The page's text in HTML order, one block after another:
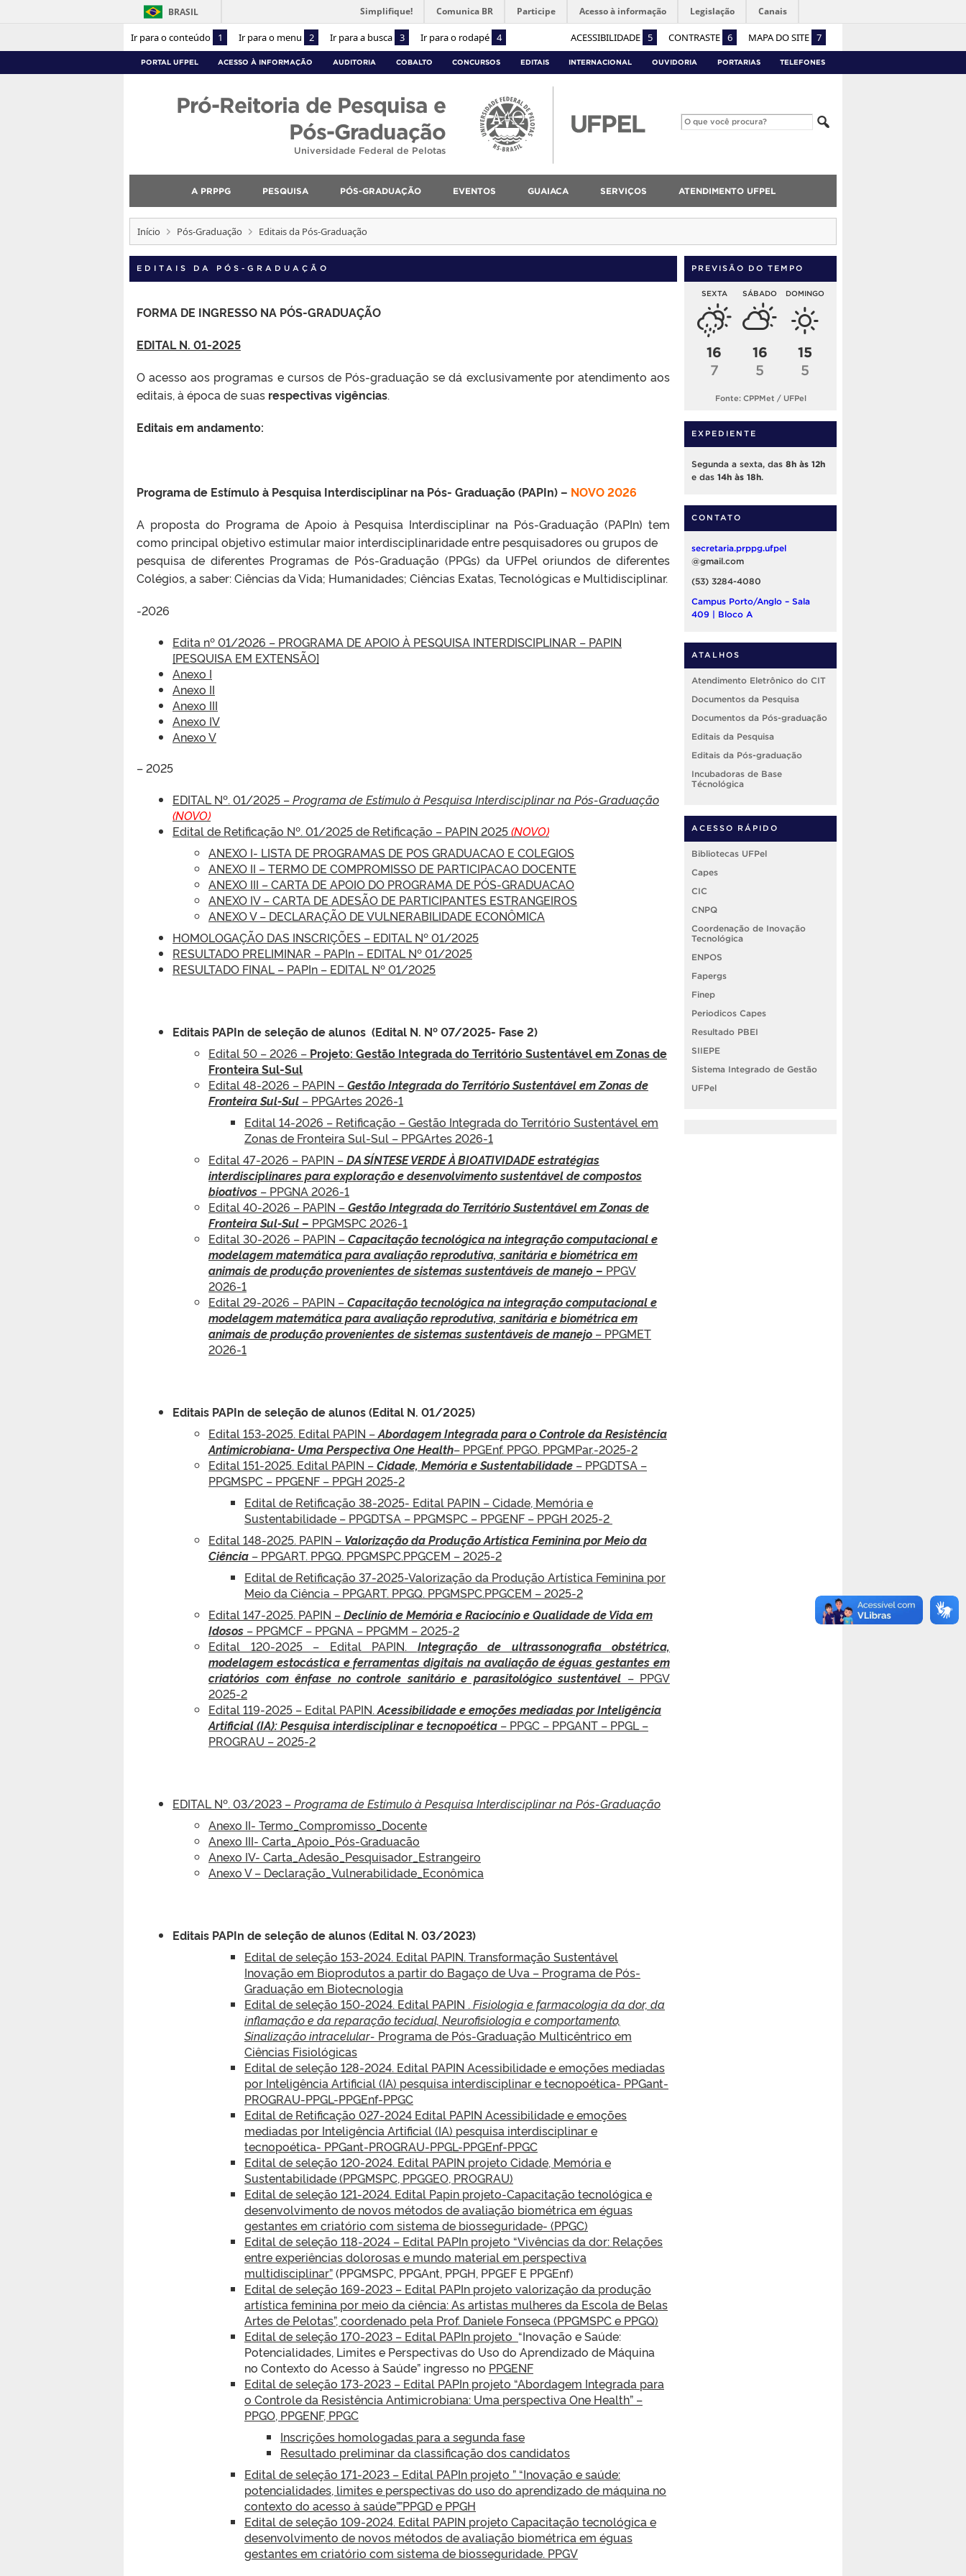
Ir para o conteúdo 1 Ir para o menu 2 Ir para a busca 3 Ir para o rodapé 4 ACESSIBILIDADE 5 CONTRASTE 6 MAPA DO SITE 7
BRASIL Simplifique! Comunica BR Participe Acesso à informação Legislação Canais
PORTAL UFPEL ACESSO À INFORMAÇÃO AUDITORIA COBALTO CONCURSOS EDITAIS INTERNACIONAL OUVIDORIA PORTARIAS TELEFONES
Pró-Reitoria de Pesquisa e
Pós-Graduação
Universidade Federal de Pelotas
A PRPPG PESQUISA PÓS-GRADUAÇÃO EVENTOS GUAIACA SERVIÇOS ATENDIMENTO UFPEL
Início Pós-Graduação Editais da Pós-Graduação
EDITAIS DA PÓS-GRADUAÇÃO
FORMA DE INGRESSO NA PÓS-GRADUAÇÃO
EDITAL N. 01-2025
O acesso aos programas e cursos de Pós-graduação se dá exclusivamente por atendimento aos
editais, à época de suas respectivas vigências.
Editais em andamento:
Programa de Estímulo à Pesquisa Interdisciplinar na Pós- Graduação (PAPIn) – NOVO 2026
A proposta do Programa de Apoio à Pesquisa Interdisciplinar na Pós-Graduação (PAPIn) tem
como principal objetivo estimular maior interdisciplinaridade entre pesquisadores ou grupos de
pesquisa de diferentes Programas de Pós-Graduação (PPGs) da UFPel oriundos de diferentes
Colégios, a saber: Ciências da Vida; Humanidades; Ciências Exatas, Tecnológicas e Multidisciplinar.
-2026
Edita nº 01/2026 – PROGRAMA DE APOIO À PESQUISA INTERDISCIPLINAR – PAPIN
[PESQUISA EM EXTENSÃO]
Anexo I
Anexo II
Anexo III
Anexo IV
Anexo V
– 2025
EDITAL Nº. 01/2025 –Programa de Estímulo à Pesquisa Interdisciplinar na Pós-Graduação
(NOVO)
Edital de Retificação Nº. 01/2025 de Retificação – PAPIN 2025(NOVO)
ANEXO I- LISTA DE PROGRAMAS DE POS GRADUACAO E COLEGIOS
ANEXO II – TERMO DE COMPROMISSO DE PARTICIPACAO DOCENTE
ANEXO III – CARTA DE APOIO DO PROGRAMA DE PÓS-GRADUACAO
ANEXO IV – CARTA DE ADESÃO DE PARTICIPANTES ESTRANGEIROS
ANEXO V – DECLARAÇÃO DE VULNERABILIDADE ECONÔMICA
HOMOLOGAÇÃO DAS INSCRIÇÕES – EDITAL Nº 01/2025
RESULTADO PRELIMINAR – PAPIn – EDITAL Nº 01/2025
RESULTADO FINAL – PAPIn – EDITAL Nº 01/2025
Editais PAPIn de seleção de alunos (Edital N. Nº 07/2025- Fase 2)
Edital 50 – 2026 – Projeto: Gestão Integrada do Território Sustentável em Zonas de
Fronteira Sul-Sul
Edital 48-2026 – PAPIN –Gestão Integrada do Território Sustentável em Zonas de
Fronteira Sul-Sul – PPGArtes 2026-1
Edital 14-2026 – Retificação – Gestão Integrada do Território Sustentável em
Zonas de Fronteira Sul-Sul – PPGArtes 2026-1
Edital 47-2026 – PAPIN –DA SÍNTESE VERDE À BIOATIVIDADE estratégias
interdisciplinares para exploração e desenvolvimento sustentável de compostos
bioativos – PPGNA 2026-1
Edital 40-2026 – PAPIN –Gestão Integrada do Território Sustentável em Zonas de
Fronteira Sul-Sul – PPGMSPC 2026-1
Edital 30-2026 – PAPIN –Capacitação tecnológica na integração computacional e
modelagem matemática para avaliação reprodutiva, sanitária e biométrica em
animais de produção provenientes de sistemas sustentáveis de manejo – PPGV
2026-1
Edital 29-2026 – PAPIN –Capacitação tecnológica na integração computacional e
modelagem matemática para avaliação reprodutiva, sanitária e biométrica em
animais de produção provenientes de sistemas sustentáveis de manejo – PPGMET
2026-1
Editais PAPIn de seleção de alunos (Edital N. 01/2025)
Edital 153-2025. Edital PAPIN –Abordagem Integrada para o Controle da Resistência
Antimicrobiana- Uma Perspectiva One Health– PPGEnf. PPGO. PPGMPar.-2025-2
Edital 151-2025. Edital PAPIN –Cidade, Memória e Sustentabilidade – PPGDTSA –
PPGMSPC – PPGENF – PPGH 2025-2
Edital de Retificação 38-2025- Edital PAPIN – Cidade, Memória e
Sustentabilidade – PPGDTSA – PPGMSPC – PPGENF – PPGH 2025-2
Edital 148-2025. PAPIN – Valorização da Produção Artística Feminina por Meio da
Ciência – PPGART. PPGQ. PPGMSPC.PPGCEM – 2025-2
Edital de Retificação 37-2025-Valorização da Produção Artística Feminina por
Meio da Ciência – PPGART. PPGQ. PPGMSPC.PPGCEM – 2025-2
Edital 147-2025. PAPIN –Declínio de Memória e Raciocínio e Qualidade de Vida em
Idosos – PPGMCF – PPGNA – PPGMM – 2025-2
Edital 120-2025 – Edital PAPIN. Integração de ultrassonografia obstétrica,
modelagem estocástica e ferramentas digitais na avaliação de éguas gestantes em
criatórios com ênfase no controle sanitário e parasitológico sustentável – PPGV
2025-2
Edital 119-2025 – Edital PAPIN. Acessibilidade e emoções mediadas por Inteligência
Artificial (IA): Pesquisa interdisciplinar e tecnopoética – PPGC – PPGANT – PPGL –
PROGRAU – 2025-2
EDITAL Nº. 03/2023 –Programa de Estímulo à Pesquisa Interdisciplinar na Pós-Graduação
Anexo II- Termo_Compromisso_Docente
Anexo III- Carta_Apoio_Pós-Graduacão
Anexo IV- Carta_Adesão_Pesquisador_Estrangeiro
Anexo V – Declaração_Vulnerabilidade_Econômica
Editais PAPIn de seleção de alunos (Edital N. 03/2023)
Edital de seleção 153-2024. Edital PAPIN. Transformação Sustentável
Inovação em Bioprodutos a partir do Bagaço de Uva – Programa de Pós-
Graduação em Biotecnologia
Edital de seleção 150-2024. Edital PAPIN . Fisiologia e farmacologia da dor, da
inflamação e da reparação tecidual, Neurofisiologia e comportamento,
Sinalização intracelular- Programa de Pós-Graduação Multicêntrico em
Ciências Fisiológicas
Edital de seleção 128-2024. Edital PAPIN Acessibilidade e emoções mediadas
por Inteligência Artificial (IA) pesquisa interdisciplinar e tecnopoética- PPGant-
PROGRAU-PPGL-PPGEnf-PPGC
Edital de Retificação 027-2024 Edital PAPIN Acessibilidade e emoções
mediadas por Inteligência Artificial (IA) pesquisa interdisciplinar e
tecnopoética- PPGant-PROGRAU-PPGL-PPGEnf-PPGC
Edital de seleção 120-2024. Edital PAPIN projeto Cidade, Memória e
Sustentabilidade (PPGMSPC, PPGGEO, PROGRAU)
Edital de seleção 121-2024. Edital Papin projeto-Capacitação tecnológica e
desenvolvimento de novos métodos de avaliação biométrica em éguas
gestantes em criatório com sistema de biosseguridade- (PPGC)
Edital de seleção 118-2024 – Edital PAPIn projeto “Vivências da dor: Relações
entre experiências dolorosas e mundo material em perspectiva
multidisciplinar”(PPGMSPC, PPGAnt, PPGH, PPGEF E PPGEnf)
Edital de seleção 169-2023 – Edital PAPIn projeto valorização da produção
artística feminina por meio da ciência: As artistas mulheres da Escola de Belas
Artes de Pelotas”, coordenado pela Prof. Daniele Fonseca (PPGMSPC e PPGQ)
Edital de seleção 170-2023 – Edital PAPIn projeto “Inovação e Saúde:
Potencialidades, Limites e Perspectivas do Uso do Aprendizado de Máquina
no Contexto do Acesso à Saúde” ingresso no PPGENF
Edital de seleção 173-2023 – Edital PAPIn projeto “Abordagem Integrada para
o Controle da Resistência Antimicrobiana: Uma perspectiva One Health” –
PPGO, PPGENF, PPGC
Inscrições homologadas para a segunda fase
Resultado preliminar da classificação dos candidatos
Edital de seleção 171-2023 – Edital PAPIn projeto ” “Inovação e saúde:
potencialidades, limites e perspectivas do uso do aprendizado de máquina no
contexto do acesso à saúde”.”PPGD e PPGH
Edital de seleção 109-2024. Edital PAPIN projeto Capacitação tecnológica e
desenvolvimento de novos métodos de avaliação biométrica em éguas
gestantes em criatório com sistema de biosseguridade. PPGV
PREVISÃO DO TEMPO
SEXTA
16
7
SÁBADO
16
5
DOMINGO
15
5
Fonte: CPPMet / UFPel
EXPEDIENTE
Segunda a sexta, das 8h às 12h
e das 14h às 18h
CONTATO
secretaria.prppg.ufpel
@gmail.com
(53) 3284-4080
Campus Porto/Anglo – Sala
409 | Bloco A
ATALHOS
Atendimento Eletrônico do CIT
Documentos da Pesquisa
Documentos da Pós-graduação
Editais da Pesquisa
Editais da Pós-graduação
Incubadoras de Base
Técnológica
ACESSO RÁPIDO
Bibliotecas UFPel
Capes
CIC
CNPQ
Coordenação de Inovação
Tecnológica
ENPOS
Fapergs
Finep
Periodicos Capes
Resultado PBEI
SIIEPE
Sistema Integrado de Gestão
UFPel